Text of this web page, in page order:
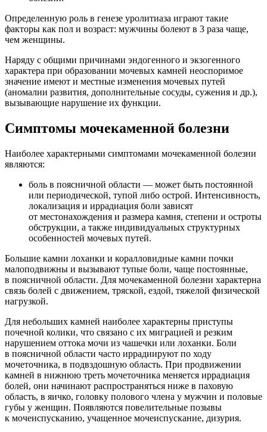
Определенную роль в генезе уролитиаза играют такие
факторы как пол и возраст: мужчины болеют в 3 раза чаще,
чем женщины.
Наряду с общими причинами эндогенного и экзогенного
характера при образовании мочевых камней неоспоримое
значение имеют и местные изменения мочевых путей
(аномалии развития, дополнительные сосуды, сужения и др.),
вызывающие нарушение их функции.
Симптомы мочекаменной болезни
Наиболее характерными симптомами мочекаменной болезни
являются:
боль в поясничной области — может быть постоянной
или периодической, тупой либо острой. Интенсивность,
локализация и иррадиация боли зависят
от местонахождения и размера камня, степени и остроты
обструкции, а также индивидуальных структурных
особенностей мочевых путей.
Большие камни лоханки и коралловидные камни почки
малоподвижны и вызывают тупые боли, чаще постоянные,
в поясничной области. Для мочекаменной болезни характерна
связь болей с движением, тряской, ездой, тяжелой физической
нагрузкой.
Для небольших камней наиболее характерны приступы
почечной колики, что связано с их миграцией и резким
нарушением оттока мочи из чашечки или лоханки. Боли
в поясничной области часто иррадиируют по ходу
мочеточника, в подвздошную область. При продвижении
камней в нижнюю треть мочеточника меняется иррадиация
болей, они начинают распространяться ниже в паховую
область, в яичко, головку полового члена у мужчин и половые
губы у женщин. Появляются повелительные позывы
к мочеиспусканию, учащенное мочеиспускание, дизурия.